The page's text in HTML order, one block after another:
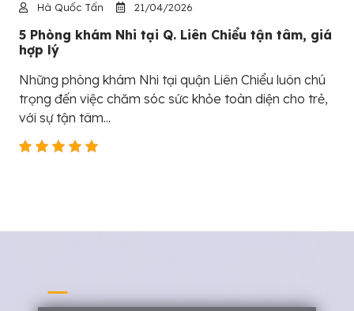
Hà Quốc Tấn 21/04/2026
5 Phòng khám Nhi tại Q. Liên Chiểu tận tâm, giá
hợp lý
Những phòng khám Nhi tại quận Liên Chiểu luôn chú
trọng đến việc chăm sóc sức khỏe toàn diện cho trẻ,
với sự tận tâm...